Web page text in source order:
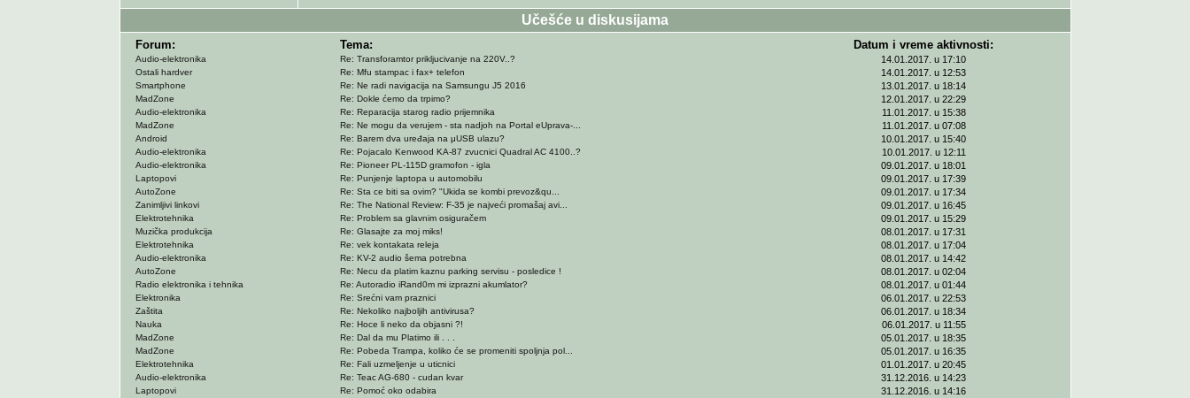
Učešće u diskusijama
Forum: Tema: Datum i vreme aktivnosti:
Audio-elektronika Re: Transforamtor prikljucivanje na 220V..? 14.01.2017. u 17:10
Ostali hardver Re: Mfu stampac i fax+ telefon 14.01.2017. u 12:53
Smartphone Re: Ne radi navigacija na Samsungu J5 2016 13.01.2017. u 18:14
MadZone Re: Dokle ćemo da trpimo? 12.01.2017. u 22:29
Audio-elektronika Re: Reparacija starog radio prijemnika 11.01.2017. u 15:38
MadZone Re: Ne mogu da verujem - sta nadjoh na Portal eUprava-... 11.01.2017. u 07:08
Android Re: Barem dva uređaja na μUSB ulazu? 10.01.2017. u 15:40
Audio-elektronika Re: Pojacalo Kenwood KA-87 zvucnici Quadral AC 4100..? 10.01.2017. u 12:11
Audio-elektronika Re: Pioneer PL-115D gramofon - igla 09.01.2017. u 18:01
Laptopovi Re: Punjenje laptopa u automobilu 09.01.2017. u 17:39
AutoZone Re: Sta ce biti sa ovim? "Ukida se kombi prevoz&qu... 09.01.2017. u 17:34
Zanimljivi linkovi Re: The National Review: F-35 je najveći promašaj avi... 09.01.2017. u 16:45
Elektrotehnika Re: Problem sa glavnim osiguračem 09.01.2017. u 15:29
Muzička produkcija Re: Glasajte za moj miks! 08.01.2017. u 17:31
Elektrotehnika Re: vek kontakata releja 08.01.2017. u 17:04
Audio-elektronika Re: KV-2 audio šema potrebna 08.01.2017. u 14:42
AutoZone Re: Necu da platim kaznu parking servisu - posledice ! 08.01.2017. u 02:04
Radio elektronika i tehnika Re: Autoradio iRand0m mi izprazni akumlator? 08.01.2017. u 01:44
Elektronika Re: Srećni vam praznici 06.01.2017. u 22:53
Zaštita Re: Nekoliko najboljih antivirusa? 06.01.2017. u 18:34
Nauka Re: Hoce li neko da objasni ?! 06.01.2017. u 11:55
MadZone Re: Dal da mu Platimo ili . . . 05.01.2017. u 18:35
MadZone Re: Pobeda Trampa, koliko će se promeniti spoljnja pol... 05.01.2017. u 16:35
Elektrotehnika Re: Fali uzmeljenje u uticnici 01.01.2017. u 20:45
Audio-elektronika Re: Teac AG-680 - cudan kvar 31.12.2016. u 14:23
Laptopovi Re: Pomoć oko odabira 31.12.2016. u 14:16